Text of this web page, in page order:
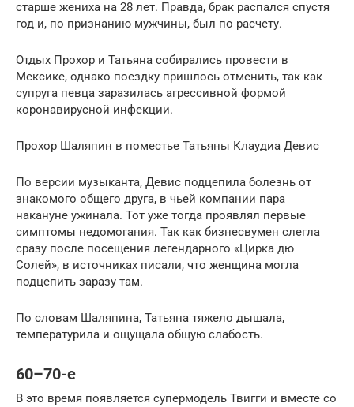
старше жениха на 28 лет. Правда, брак распался спустя
год и, по признанию мужчины, был по расчету.
Отдых Прохор и Татьяна собирались провести в
Мексике, однако поездку пришлось отменить, так как
супруга певца заразилась агрессивной формой
коронавирусной инфекции.
Прохор Шаляпин в поместье Татьяны Клаудиа Девис
По версии музыканта, Девис подцепила болезнь от
знакомого общего друга, в чьей компании пара
накануне ужинала. Тот уже тогда проявлял первые
симптомы недомогания. Так как бизнесвумен слегла
сразу после посещения легендарного «Цирка дю
Солей», в источниках писали, что женщина могла
подцепить заразу там.
По словам Шаляпина, Татьяна тяжело дышала,
температурила и ощущала общую слабость.
60–70-е
В это время появляется супермодель Твигги и вместе со